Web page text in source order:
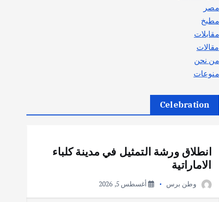
مصر
مطبخ
مقابلات
مقالات
من نحن
منوعات
Celebration
انطلاق ورشة التمثيل في مدينة كلباء
الاماراتية
وطن برس أغسطس 5, 2026